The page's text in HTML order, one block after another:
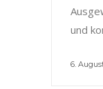
und
6.